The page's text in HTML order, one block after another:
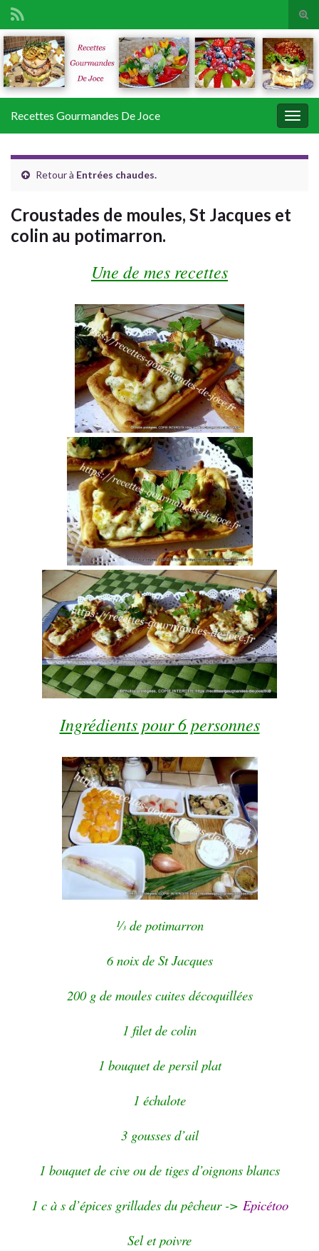
Search for:
Recettes Gourmandes De Joce
Retour à Entrées chaudes.
Croustades de moules, St Jacques et
colin au potimarron.
Une de mes recettes
Ingrédients pour 6 personnes
¹⁄³de potimarron
6 noix de St Jacques
200 g de moules cuites décoquillées
1 filet de colin
1 bouquet de persil plat
1 échalote
3 gousses d’ail
1 bouquet de cive ou de tiges d’oignons blancs
1 c à s d’épices grillades du pêcheur -> Epicétoo
Sel et poivre